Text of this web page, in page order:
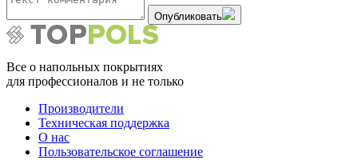
Опубликовать
Все о напольных покрытиях
для профессионалов и не только
Производители
Техническая поддержка
О нас
Пользовательское соглашение